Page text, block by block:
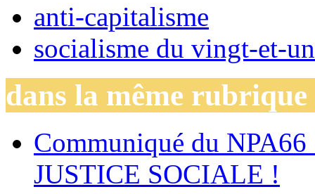
anti-capitalisme
socialisme du vingt-et-
dans la même rubrique
Communiqué du
JUSTICE SOCIALE !